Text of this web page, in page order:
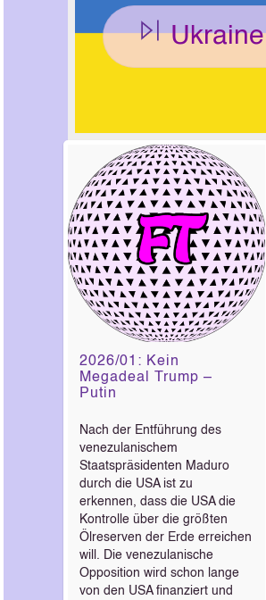
Ukraine
2026/01: Kein
Megadeal Trump –
Putin
Nach der Entführung des
venezulanischem
Staatspräsidenten Maduro
durch die USA ist zu
erkennen, dass die USA die
Kontrolle über die größten
Ölreserven der Erde erreichen
will. Die venezulanische
Opposition wird schon lange
von den USA finanziert und